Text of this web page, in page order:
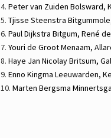
4. Peter van Zuiden Bolsward,
5. Tjisse Steenstra
6. Paul Dijkstra Bitgum, René
7. Youri de GrootMenaam,
8. Haye Jan NicolayBritsum,
9. Enno Kingma Leeuwarden,
10. Marten Bergsma